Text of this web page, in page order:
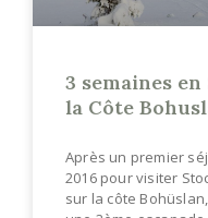
3 semaines
la Côte
Après un premier
2016 pour visiter
sur la côte